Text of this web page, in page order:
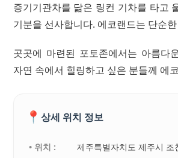
증기기관차를 닮은 링컨 기차를 타고
기분을 선사합니다. 에코랜드는 단순
곳곳에 마련된 포토존에서는 아름
자연 속에서 힐링하고 싶은 분들께 에
📍 상세 위치 정보
• 위치 : 제주특별자치도 제주시